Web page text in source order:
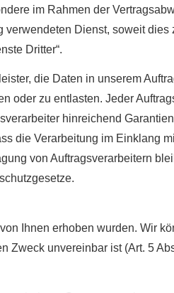
im Rahmen der
Dienst, soweit
Dritter“.
die Daten in unserem
oder zu entlasten. Jeder
hinreichend
die Verarbeitung im Einklang
von Auftragsverarbeitern
Ihnen erhoben wurden. Wir
Zweck unvereinbar ist (Art. 5